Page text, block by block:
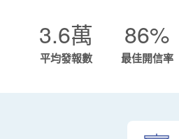
3.6萬
平均發報數
86%
最佳開信率